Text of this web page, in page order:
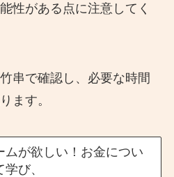
性がある点に注意してく
串で確認し、必要な時間
ます。
ムが欲しい！お金につい
学び、